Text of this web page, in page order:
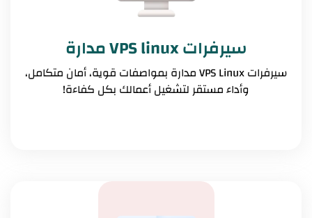
سيرفرات VPS linux مدارة
سيرفرات VPS Linux مدارة بمواصفات قوية، أمان متكامل،
وأداء مستقر لتشغيل أعمالك بكل كفاءة!